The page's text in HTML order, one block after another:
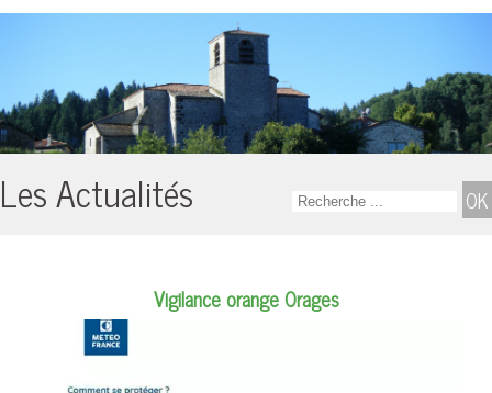
Les Actualités
Vigilance orange Orages